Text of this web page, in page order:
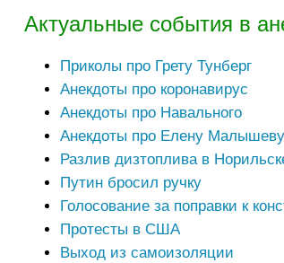
Актуальные события в
Приколы про Грету Тунберг
Анекдоты про коронавирус
Анекдоты про Навального
Анекдоты про Елену Малышеву
Разлив дизтоплива в
Путин бросил ручку
Голосование за поправки к
Протесты в США
Выход из самоизоляции